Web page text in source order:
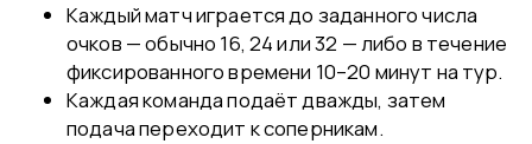
Каждый матч играется до заданного числа
очков — обычно 16, 24 или 32 — либо в течение
фиксированного времени 10–20 минут на тур.
Каждая команда подаёт дважды, затем
подача переходит к соперникам.